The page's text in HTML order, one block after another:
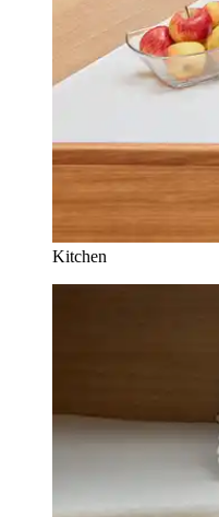
Kitchen